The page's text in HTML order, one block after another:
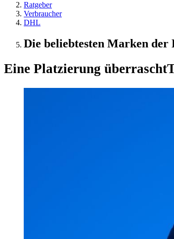
Ratgeber
Verbraucher
DHL
Die beliebtesten Marken der
Eine Platzierung überrascht